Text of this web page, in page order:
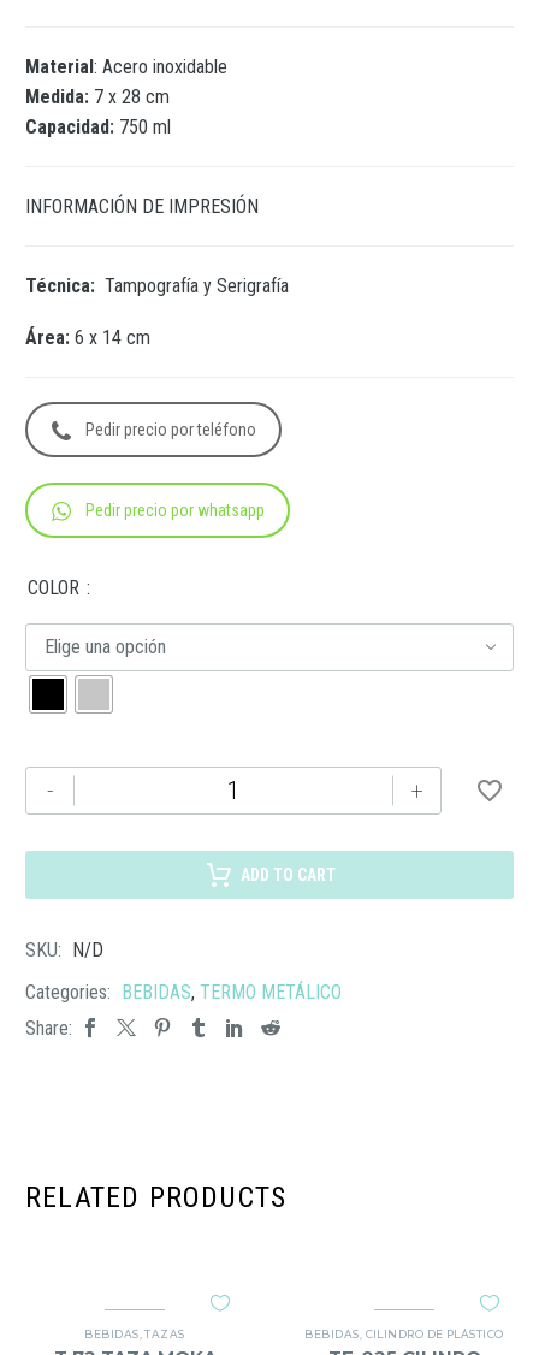
Material: Acero inoxidable
Medida: 7 x 28 cm
Capacidad: 750 ml
INFORMACIÓN DE IMPRESIÓN
Técnica: Tampografía y Serigrafía
Área: 6 x 14 cm
Pedir precio por teléfono
Pedir precio por whatsapp
COLOR
Elige una opción
-
108
cantidad
+
ADD TO CART
SKU: N/D
Categories: BEBIDAS, TERMO METÁLICO
Share:
RELATED PRODUCTS
BEBIDAS ,TAZAS BEBIDAS CILINDRO DE PLÁSTICO